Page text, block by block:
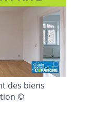
des biens
©